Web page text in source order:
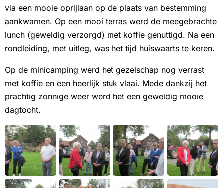
via een mooie oprijlaan op de plaats van bestemming
aankwamen. Op een mooi terras werd de meegebrachte
lunch (geweldig verzorgd) met koffie genuttigd. Na een
rondleiding, met uitleg, was het tijd huiswaarts te keren.
Op de minicamping werd het gezelschap nog verrast
met koffie en een heerlijk stuk vlaai. Mede dankzij het
prachtig zonnige weer werd het een geweldig mooie
dagtocht.